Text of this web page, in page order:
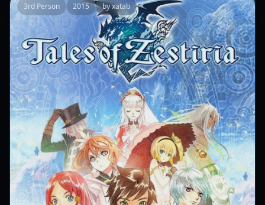
3rd Person 2015 by xatab